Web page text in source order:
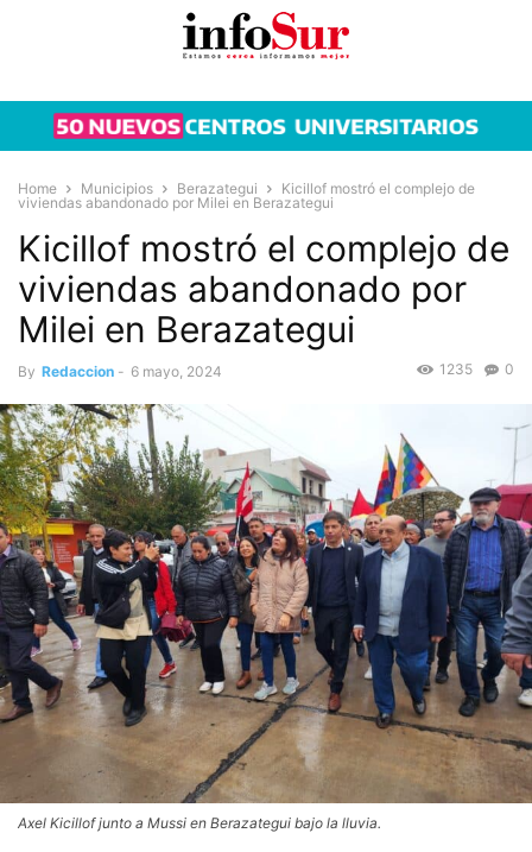
Home Municipios Berazategui
Kicillof mostró el complejo de
viviendas abandonado por Milei en Berazategui
Kicillof mostró el complejo de
viviendas abandonado por
Milei en Berazategui
By Redaccion - 6 mayo, 2024 0
1235
Axel Kicillof junto a Mussi en Berazategui bajo la lluvia.